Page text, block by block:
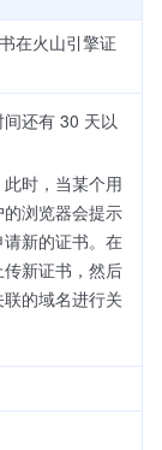
在火山引擎证
间还有 30 天以
时，当某个用
浏览器会提示
新的证书。在
新证书，然后
的域名进行关